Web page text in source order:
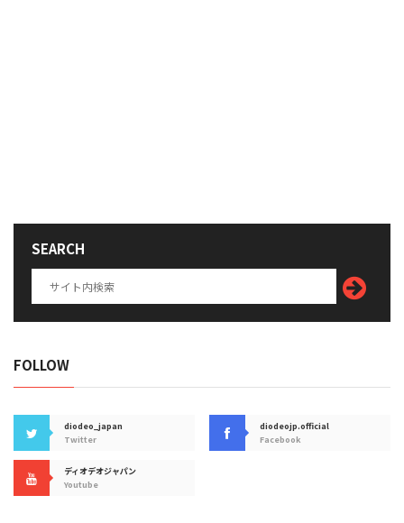
SEARCH
FOLLOW
diodeo_japan
Twitter
diodeojp.official
Facebook
ディオデオジャパン
Youtube